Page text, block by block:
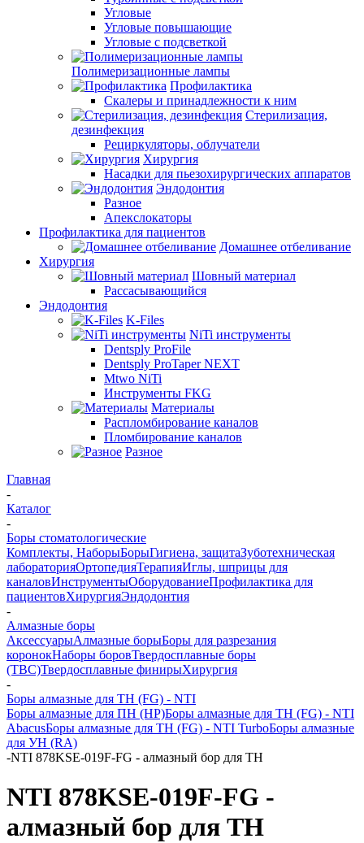
Угловые
Угловые повышающие
Угловые с подсветкой
Полимеризационные лампы
Профилактика
Скалеры и принадлежности к ним
Стерилизация,
дезинфекция
Рециркуляторы, облучатели
Хирургия
Насадки для пьезохирургических аппаратов
Эндодонтия
Разное
Апекслокаторы
Профилактика для пациентов
Домашнее отбеливание
Хирургия
Шовный материал
Рассасывающийся
Эндодонтия
K-Files
NiTi инструменты
Dentsply ProFile
Dentsply ProTaper NEXT
Mtwo NiTi
Инструменты FKG
Материалы
Распломбирование каналов
Пломбирование каналов
Разное
Главная
-
Каталог
-
Боры стоматологические
Комплекты, НаборыБорыГигиена, защитаЗуботехническая
лабораторияОртопедияТерапияИглы, шприцы для
каналовИнструментыОборудованиеПрофилактика для
пациентовХирургияЭндодонтия
-
Алмазные боры
АксессуарыАлмазные борыБоры для разрезания
коронокНаборы боровТвердосплавные боры
(ТВС)Твердосплавные финирыХирургия
-
Боры алмазные для ТН (FG) - NTI
Боры алмазные для ПН (HP)Боры алмазные для ТН (FG) - NTI
AbacusБоры алмазные для ТН (FG) - NTI TurboБоры алмазные
для УН (RA)
-NTI 878KSE-019F-FG - алмазный бор для ТН
NTI 878KSE-019F-FG -
алмазный бор для ТН